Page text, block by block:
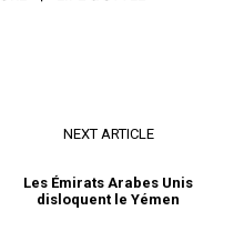
NEXT ARTICLE
Les Émirats Arabes Unis
disloquent le Yémen